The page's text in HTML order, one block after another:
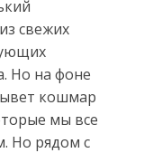
свежих
Но на фоне
кошмар
мы все
Но рядом с